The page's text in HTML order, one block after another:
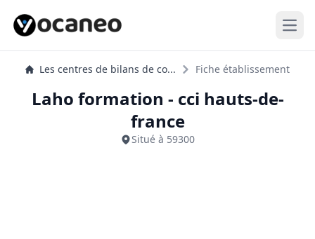
Les centres de bilans de co... Fiche établissement
Laho formation - cci hauts-de-
france
Situé à 59300